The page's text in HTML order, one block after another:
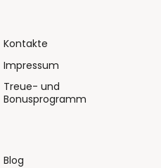
Kontakte
Impressum
Treue- und
Bonusprogramm
Blog